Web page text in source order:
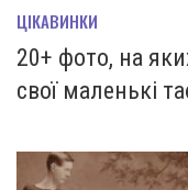
ЦІКАВИНКИ
20+ фото, на
свої маленькі